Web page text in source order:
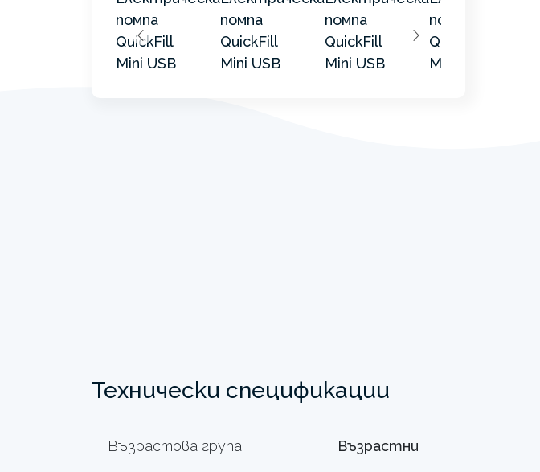
Технически спецификации
Възрастова група Възрастни